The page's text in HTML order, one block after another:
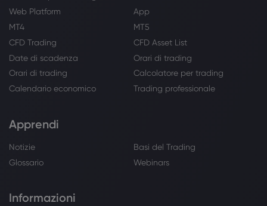
Web Platform
App
MT4
MT5
CFD Trading
CFD Asset List
Date di scadenza
Orari di trading
Orari di trading
Calcolatore per trading
Calendario economico
Trading professionale
Apprendi
Notizie
Basi del Trading
Glossario
Webinars
Informazioni